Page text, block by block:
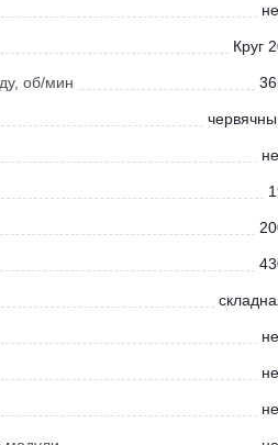
Круг
об/мин